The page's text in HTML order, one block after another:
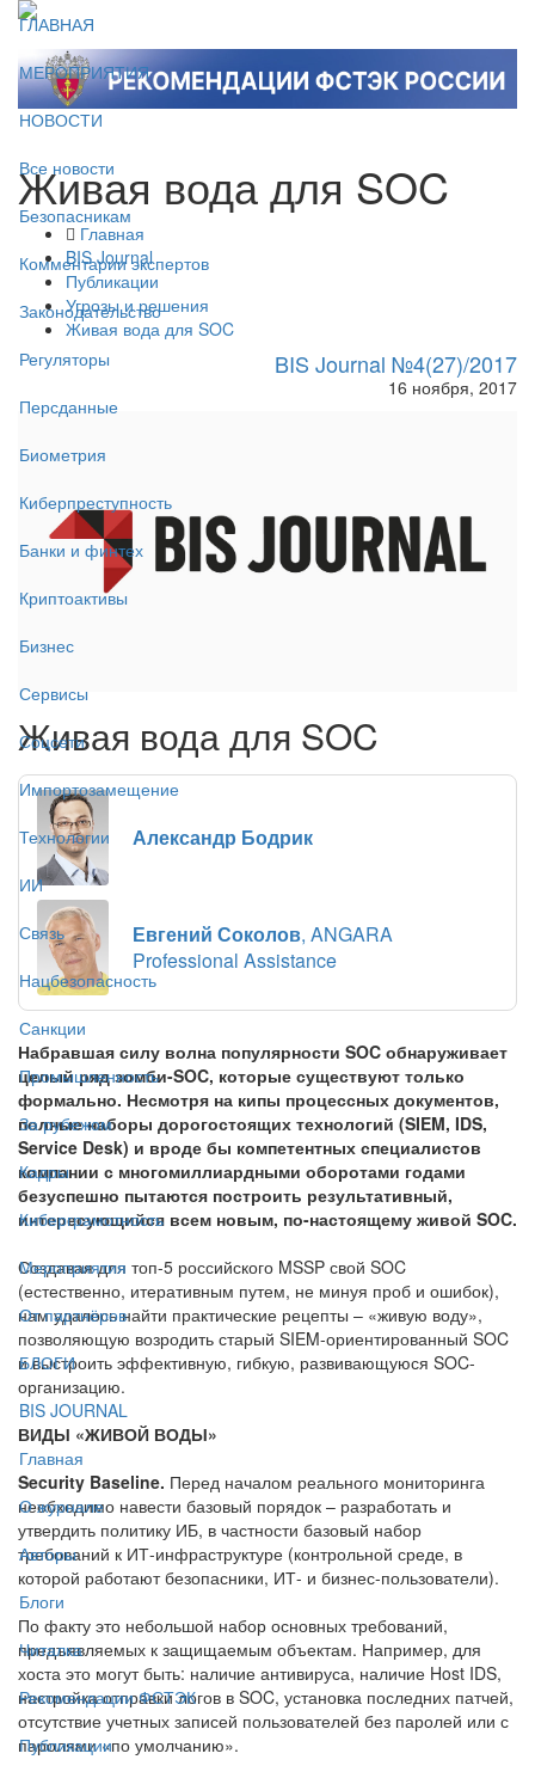
ГЛАВНАЯ
МЕРОПРИЯТИЯ
НОВОСТИ
Все новости
Безопасникам
Комментарии экспертов
Законодательство
Регуляторы
Персданные
Биометрия
Киберпреступность
Банки и финтех
Криптоактивы
Бизнес
Сервисы
Соцсети
Импортозамещение
Технологии
ИИ
Связь
Нацбезопасность
Санкции
Промышленность
За рубежом
Кадры
Киберграмотность
Мероприятия
От партнёров
БЛОГИ
BIS JOURNAL
Главная
О журнале
Авторы
Блоги
Читалка
Рекомендации ФСТЭК
Публикации
Живая вода для SOC
Главная
BIS Journal
Публикации
Угрозы и решения
Живая вода для SOC
BIS Journal №4(27)/2017
16 ноября, 2017
Живая вода для SOC
Александр Бодрик
Евгений Соколов, ANGARA
Professional Assistance
Набравшая силу волна популярности SOC обнаруживает
целый ряд зомби-SOC, которые существуют только
формально. Несмотря на кипы процессных документов,
полные наборы дорогостоящих технологий (SIEM, IDS,
Service Desk) и вроде бы компетентных специалистов
компании с многомиллиардными оборотами годами
безуспешно пытаются построить результативный,
интересующийся всем новым, по-настоящему живой SOC.
Создавая для топ-5 российского MSSP свой SOC
(естественно, итеративным путем, не минуя проб и ошибок),
нам удалось найти практические рецепты – «живую воду»,
позволяющую возродить старый SIEM-ориентированный SOC
и выстроить эффективную, гибкую, развивающуюся SOC-
организацию.
ВИДЫ «ЖИВОЙ ВОДЫ»
Security Baseline. Перед началом реального мониторинга
необходимо навести базовый порядок – разработать и
утвердить политику ИБ, в частности базовый набор
требований к ИТ-инфраструктуре (контрольной среде, в
которой работают безопасники, ИТ- и бизнес-пользователи).
По факту это небольшой набор основных требований,
предъявляемых к защищаемым объектам. Например, для
хоста это могут быть: наличие антивируса, наличие Host IDS,
настройка отправки логов в SOC, установка последних патчей,
отсутствие учетных записей пользователей без паролей или с
паролями «по умолчанию».